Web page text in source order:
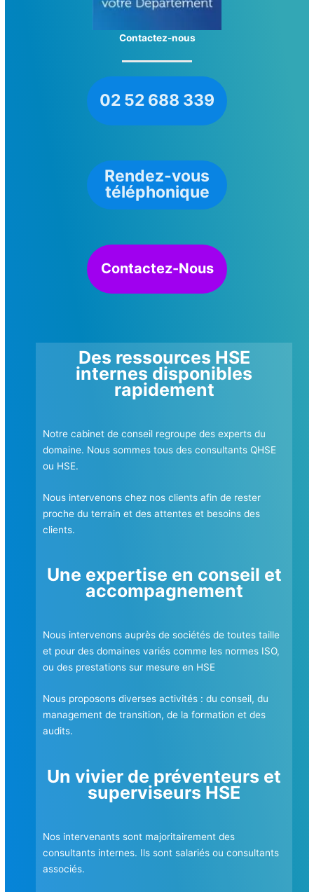
Contactez-nous
02 52 688 339
Rendez-vous
téléphonique
Contactez-Nous
Des ressources HSE
internes disponibles
rapidement
Notre cabinet de conseil regroupe des experts du
domaine. Nous sommes tous des consultants QHSE
ou HSE.
Nous intervenons chez nos clients afin de rester
proche du terrain et des attentes et besoins des
clients.
Une expertise en conseil et
accompagnement
Nous intervenons auprès de sociétés de toutes taille
et pour des domaines variés comme les normes ISO,
ou des prestations sur mesure en HSE
Nous proposons diverses activités : du conseil, du
management de transition, de la formation et des
audits.
Un vivier de préventeurs et
superviseurs HSE
Nos intervenants sont majoritairement des
consultants internes. Ils sont salariés ou consultants
associés.